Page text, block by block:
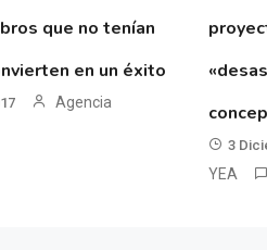
que no tenían
en un éxito
Agencia
3
YEA